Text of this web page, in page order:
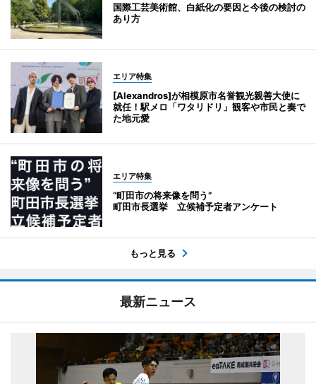
国際工芸美術館、白紙化の要因と今後の検討の
あり方
エリア特集
[Alexandros]が相模原市名誉観光親善大使に
就任！駅メロ「ワタリドリ」観客や市民と奏で
た地元愛
エリア特集
“町田市の将来像を問う”
町田市長選挙 立候補予定者アンケート
もっと見る
最新ニュース